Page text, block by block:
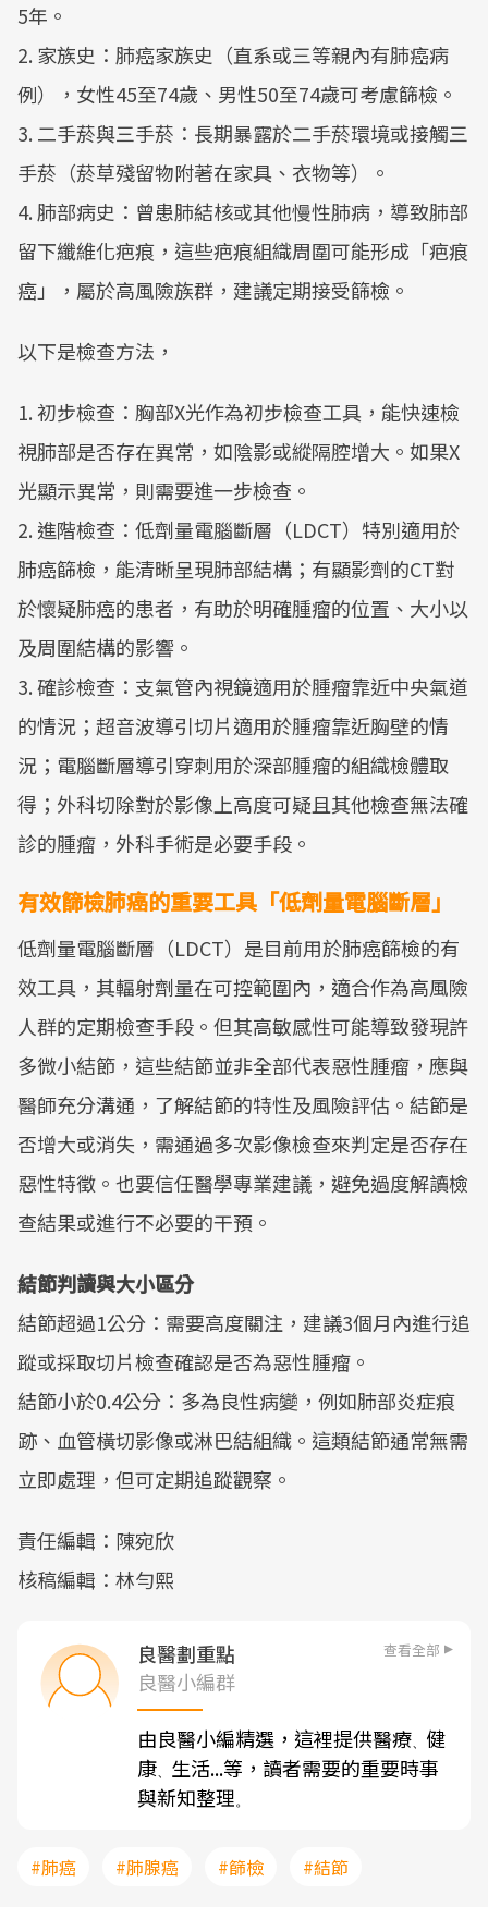
5年。
2. 家族史：肺癌家族史（直系或三等親內有肺癌病
例），女性45至74歲、男性50至74歲可考慮篩檢。
3. 二手菸與三手菸：長期暴露於二手菸環境或接觸三
手菸（菸草殘留物附著在家具、衣物等）。
4. 肺部病史：曾患肺結核或其他慢性肺病，導致肺部
留下纖維化疤痕，這些疤痕組織周圍可能形成「疤痕
癌」，屬於高風險族群，建議定期接受篩檢。
以下是檢查方法，
1. 初步檢查：胸部X光作為初步檢查工具，能快速檢
視肺部是否存在異常，如陰影或縱隔腔增大。如果X
光顯示異常，則需要進一步檢查。
2. 進階檢查：低劑量電腦斷層（LDCT）特別適用於
肺癌篩檢，能清晰呈現肺部結構；有顯影劑的CT對
於懷疑肺癌的患者，有助於明確腫瘤的位置、大小以
及周圍結構的影響。
3. 確診檢查：支氣管內視鏡適用於腫瘤靠近中央氣道
的情況；超音波導引切片適用於腫瘤靠近胸壁的情
況；電腦斷層導引穿刺用於深部腫瘤的組織檢體取
得；外科切除對於影像上高度可疑且其他檢查無法確
診的腫瘤，外科手術是必要手段。
有效篩檢肺癌的重要工具「低劑量電腦斷層」
低劑量電腦斷層（LDCT）是目前用於肺癌篩檢的有
效工具，其輻射劑量在可控範圍內，適合作為高風險
人群的定期檢查手段。但其高敏感性可能導致發現許
多微小結節，這些結節並非全部代表惡性腫瘤，應與
醫師充分溝通，了解結節的特性及風險評估。結節是
否增大或消失，需通過多次影像檢查來判定是否存在
惡性特徵。也要信任醫學專業建議，避免過度解讀檢
查結果或進行不必要的干預。
結節判讀與大小區分
結節超過1公分：需要高度關注，建議3個月內進行追
蹤或採取切片檢查確認是否為惡性腫瘤。
結節小於0.4公分：多為良性病變，例如肺部炎症痕
跡、血管橫切影像或淋巴結組織。這類結節通常無需
立即處理，但可定期追蹤觀察。
責任編輯：陳宛欣
核稿編輯：林勻熙
良醫劃重點 查看全部
良醫小編群
由良醫小編精選，這裡提供醫療、 健
康、 生活...等，讀者需要的重要時事
與新知整理。
#肺癌 #肺腺癌 #篩檢 #結節